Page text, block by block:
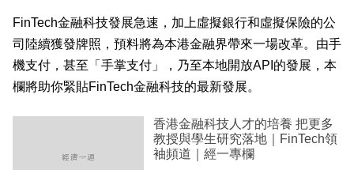
商
業
FinTech金融科技發展急速，加上虛擬銀行和虛擬保險的公
司陸續獲發牌照，預料將為本港金融界帶來一場改革。由手
機支付，甚至「手掌支付」，乃至本地開放API的發展，本
欄將助你緊貼FinTech金融科技的最新發展。
香港金融科技人才的培養 把更多
教授與學生研究落地｜FinTech領
袖頻道｜經一專欄